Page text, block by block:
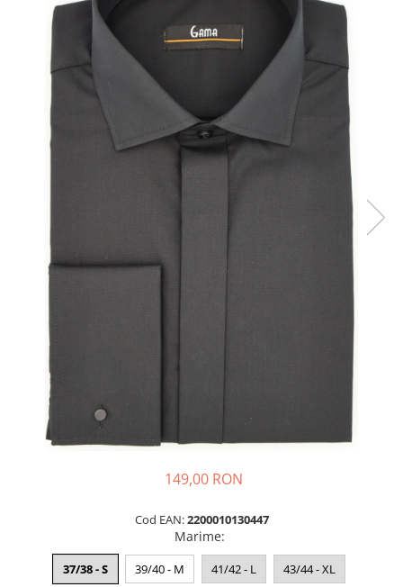
149,00 RON
Cod EAN:2200010130447
Marime:
37/38 - S 39/40 - M 41/42 - L 43/44 - XL